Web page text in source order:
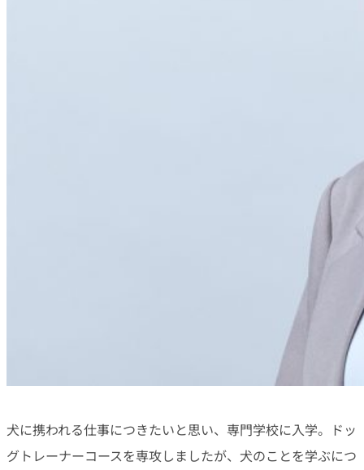
犬に携われる仕事につきたいと思い、専門学校に入学。ドッ
グトレーナーコースを専攻しましたが、犬のことを学ぶにつ